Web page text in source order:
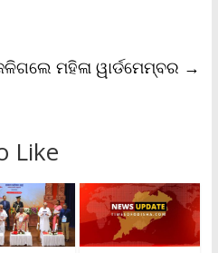
ମହିଳା ୱାର୍ଡମେମ୍ବର →
Like